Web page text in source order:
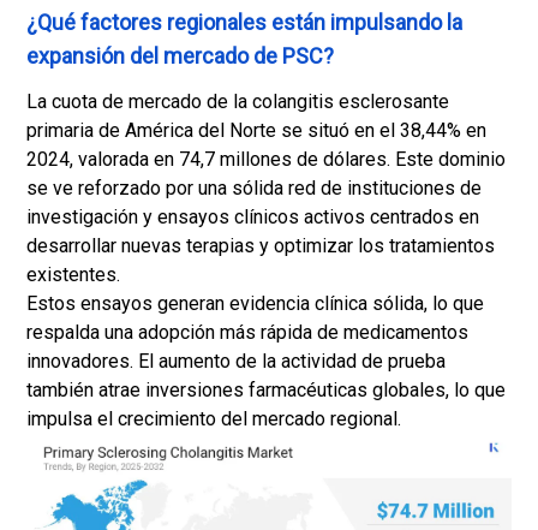
¿Qué factores regionales están impulsando la
expansión del mercado de PSC?
La cuota de mercado de la colangitis esclerosante
primaria de América del Norte se situó en el 38,44% en
2024, valorada en 74,7 millones de dólares. Este dominio
se ve reforzado por una sólida red de instituciones de
investigación y ensayos clínicos activos centrados en
desarrollar nuevas terapias y optimizar los tratamientos
existentes.
Estos ensayos generan evidencia clínica sólida, lo que
respalda una adopción más rápida de medicamentos
innovadores. El aumento de la actividad de prueba
también atrae inversiones farmacéuticas globales, lo que
impulsa el crecimiento del mercado regional.